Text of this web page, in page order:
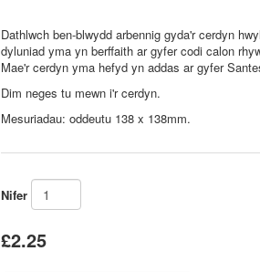
Dathlwch ben-blwydd arbennig gyda'r cerdyn
dyluniad yma yn berffaith ar gyfer codi calon
Mae'r cerdyn yma hefyd yn addas ar gyfer
Dim neges tu mewn i'r cerdyn.
Mesuriadau: oddeutu 138 x 138mm.
Nifer
£2.25